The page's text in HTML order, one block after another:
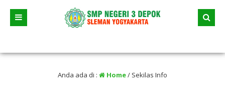
Anda ada di : Home/ Sekilas Info